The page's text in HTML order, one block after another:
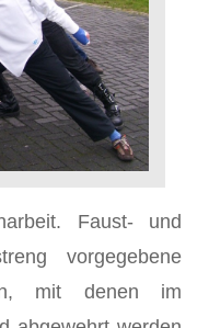
Faust- und
vorgegebene
mit denen im